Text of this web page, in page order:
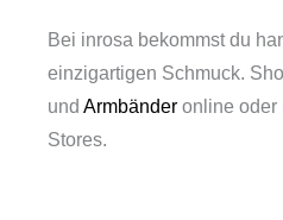
Bei inrosa bekommst du
einzigartigen Schmuck.
und Armbänder online oder
Stores.